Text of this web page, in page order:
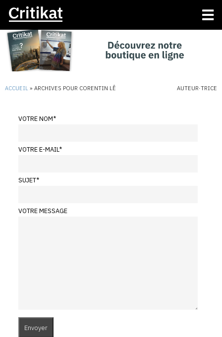
ACCUEIL » ARCHIVES POUR CORENTIN LÊ AUTEUR·TRICE
VOTRE NOM*
VOTRE E-MAIL*
SUJET*
VOTRE MESSAGE